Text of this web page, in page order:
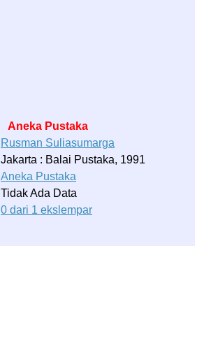
Aneka Pustaka
Rusman Suliasumarga
Jakarta : Balai Pustaka, 1991
Aneka Pustaka
Tidak Ada Data
0 dari 1 ekslempar